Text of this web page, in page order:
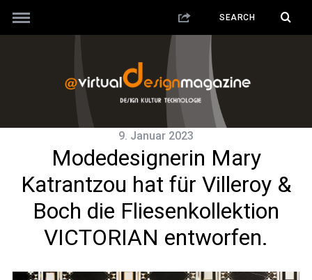
9. Januar 2023
Modedesignerin Mary
Katrantzou hat für Villeroy &
Boch die Fliesenkollektion
VICTORIAN entworfen.